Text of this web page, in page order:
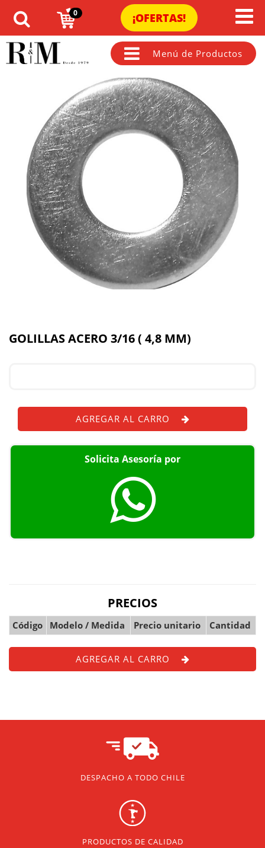
0 ¡OFERTAS!
Menú de Productos
GOLILLAS ACERO 3/16 ( 4,8 MM)
AGREGAR AL CARRO
Solicita Asesoría por
PRECIOS
Código Modelo / Medida Precio unitario Cantidad
AGREGAR AL CARRO
DESPACHO A TODO CHILE
PRODUCTOS DE CALIDAD